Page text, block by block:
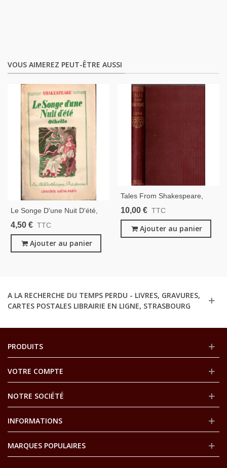
VOUS AIMEREZ PEUT-ÊTRE AUSSI
Le Songe D'une Nuit D'été,
Othello Ou Le More De
1939 - Théâtre XVIe S.,
Bibliothèque Précieuse,
4,50 € TTC
Ajouter au panier
Tales From Shakespeare,
Charles Et Mary Lamb -
Anglais, Théâtre Anglais
10,00 € TTC
Ajouter au panier
A LA RECHERCHE DU TEMPS PERDU - LIVRES, GRAVURES,
CARTES POSTALES LIBRAIRIE EN LIGNE, STRASBOURG
PRODUITS
VOTRE COMPTE
NOTRE SOCIÉTÉ
INFORMATIONS
MARQUES POPULAIRES